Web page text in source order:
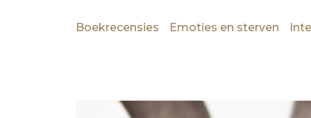
Boekrecensies Emoties en sterven